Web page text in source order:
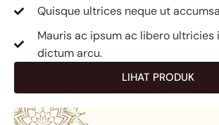
Quisque ultrices neque ut
Mauris ac ipsum ac libero ultricies
dictum arcu.
LIHAT PRODUK